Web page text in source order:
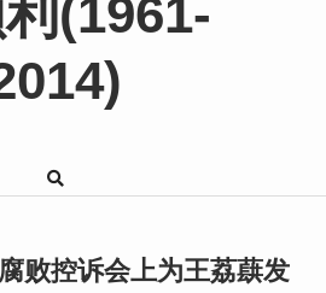
(1961-
败控诉会上为王荔蕻发